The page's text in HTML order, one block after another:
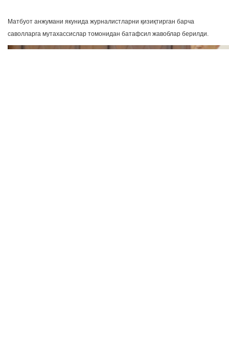
Матбуот анжумани якунида журналистларни қизиқтирган барча
саволларга мутахассислар томонидан батафсил жавоблар берилди.